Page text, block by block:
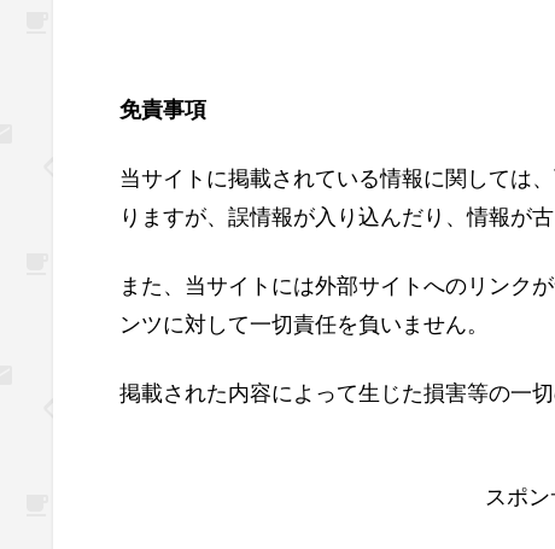
免責事項
当サイトに掲載されている情報に関しては
りますが、誤情報が入り込んだり、情報が
また、当サイトには外部サイトへのリンク
ンツに対して一切責任を負いません。
掲載された内容によって生じた損害等の一
スポン